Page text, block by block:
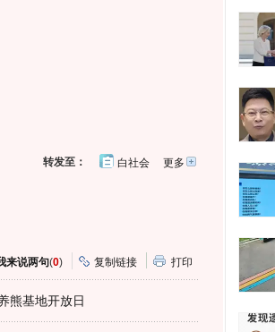
更多开
转发至： 白社会
来说两句(0) 复制链接 打印
熊基地开放日